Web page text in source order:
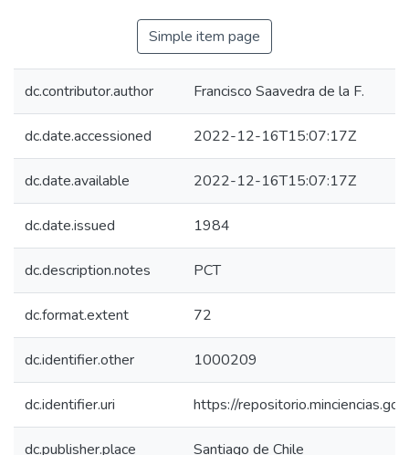
Simple item page
dc.contributor.author Francisco Saavedra de la F.
dc.date.accessioned 2022-12-16T15:07:17Z
dc.date.available 2022-12-16T15:07:17Z
dc.date.issued 1984
dc.description.notes PCT
dc.format.extent 72
dc.identifier.other 1000209
dc.identifier.uri https://
dc.publisher.place Santiago de Chile